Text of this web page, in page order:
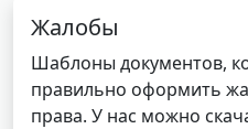
Жалобы
Шаблоны документов,
правильно оформить
права. У нас можно